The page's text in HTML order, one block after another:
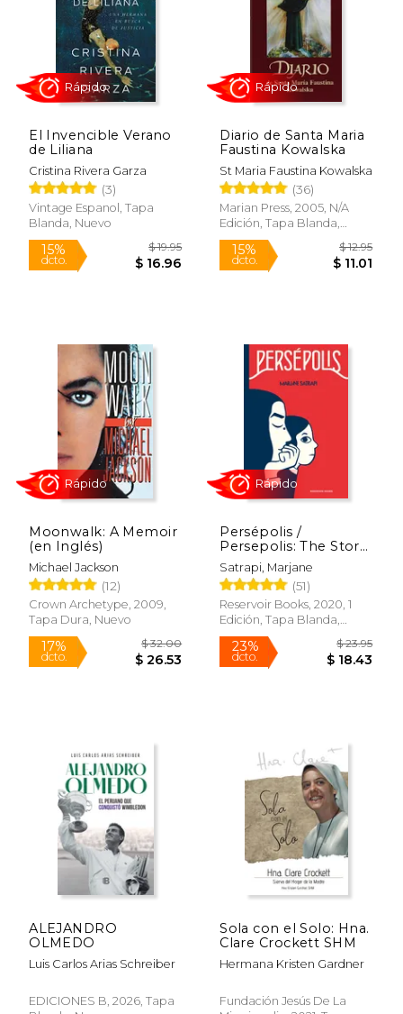
El Invencible Verano
de Liliana
Cristina Rivera Garza
(3)
Vintage Espanol, Tapa
Blanda, Nuevo
15%
$ 16.96
Rápido
Diario de Santa Maria
Faustina Kowalska
St Maria Faustina Kowalska
(36)
Marian Press, 2005, N/A
Edición, Tapa Blanda,
Nuevo
15%
dcto.
Rápido
Moonwalk: A Memoir
(en Inglés)
Michael Jackson
(12)
Crown Archetype, 2009,
Tapa Dura, Nuevo
17%
dcto. $ 26.53
Rápido
Persépolis /
Persepolis: The Story
of a Childhood
Satrapi, Marjane
(51)
Reservoir Books, 2020, 1
Edición, Tapa Blanda,
Nuevo
23%
dcto.
Rápido
ALEJANDRO
OLMEDO
Luis Carlos Arias Schreiber
EDICIONES B, 2026, Tapa
Sola con el Solo: Hna.
Clare Crockett SHM
Hermana Kristen Gardner
Fundación Jesús De La